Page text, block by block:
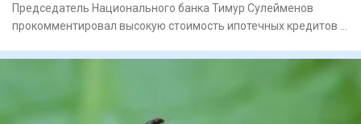
Председатель Национального банка Тимур Сулейменов
прокомментировал высокую стоимость ипотечных кредитов в